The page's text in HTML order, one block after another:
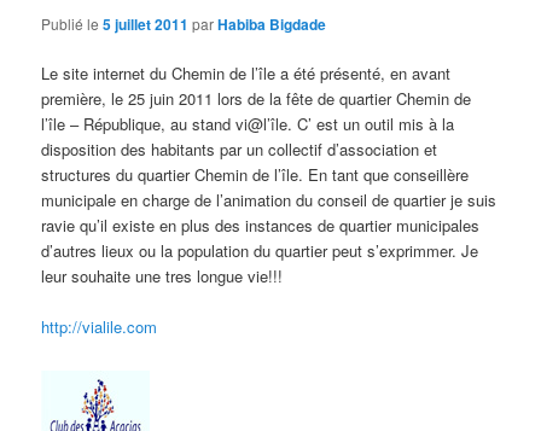
Publié le5 juillet 2011 parHabiba Bigdade
Le site internet du Chemin de l’île a été présenté, en avant
première, le 25 juin 2011 lors de la fête de quartier Chemin de
l’île – République, au stand vi@l’île. C’ est un outil mis à la
disposition des habitants par un collectif d’association et
structures du quartier Chemin de l’île. En tant que conseillère
municipale en charge de l’animation du conseil de quartier je suis
ravie qu’il existe en plus des instances de quartier municipales
d’autres lieux ou la population du quartier peut s’exprimmer. Je
leur souhaite une tres longue vie!!!
http://vialile.com